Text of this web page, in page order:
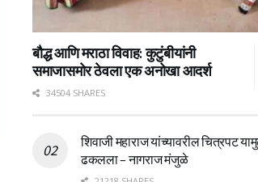
बौद्ध आणि मराठा विवाह: कुटुंबीयांनी
समाजासमोर ठेवला एक अनोखा आदर्श
34504 SHARES
शिवाजी महाराज यांच्यावरील चित्रपट
ढकलला – नागराज मंजुळे